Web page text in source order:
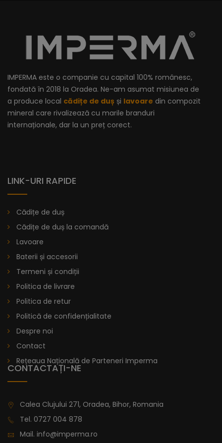
IMPERMA este o companie cu capital 100% românesc,
fondată în 2018 la Oradea. Ne-am asumat misiunea de
a produce local cădițe de duș și lavoare din compozit
mineral care rivalizează cu marile branduri
internaționale, dar la un preț corect.
LINK-URI RAPIDE
Cădițe de duș
Cădițe de duș la comandă
Lavoare
Baterii și accesorii
Termeni și condiții
Politica de livrare
Politica de retur
Politică de confidențialitate
Despre noi
Contact
Rețeaua Națională de Parteneri Imperma
CONTACTAȚI-NE
Calea Clujului 271, Oradea, Bihor, Romania
Tel. 0727 004 878
Mail. info@imperma.ro